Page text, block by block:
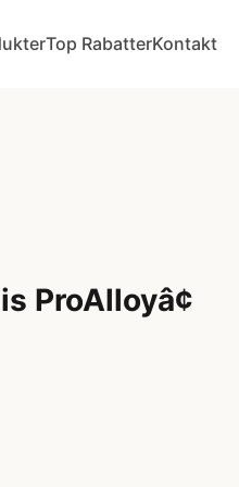
Top RabatterKontakt
ProAlloyâ¢